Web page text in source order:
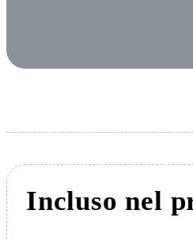
Incluso nel